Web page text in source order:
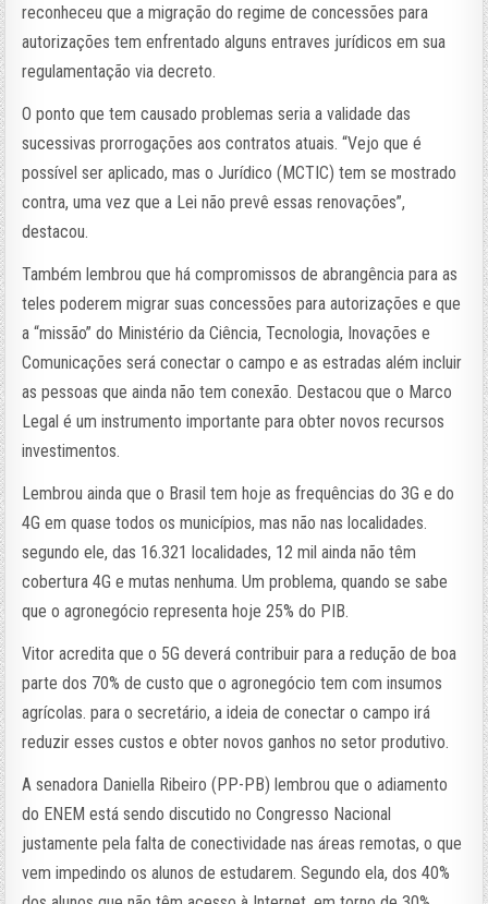
reconheceu que a migração do regime de concessões para
autorizações tem enfrentado alguns entraves jurídicos em sua
regulamentação via decreto.
O ponto que tem causado problemas seria a validade das
sucessivas prorrogações aos contratos atuais. “Vejo que é
possível ser aplicado, mas o Jurídico (MCTIC) tem se mostrado
contra, uma vez que a Lei não prevê essas renovações”,
destacou.
Também lembrou que há compromissos de abrangência para as
teles poderem migrar suas concessões para autorizações e que
a “missão” do Ministério da Ciência, Tecnologia, Inovações e
Comunicações será conectar o campo e as estradas além incluir
as pessoas que ainda não tem conexão. Destacou que o Marco
Legal é um instrumento importante para obter novos recursos
investimentos.
Lembrou ainda que o Brasil tem hoje as frequências do 3G e do
4G em quase todos os municípios, mas não nas localidades.
segundo ele, das 16.321 localidades, 12 mil ainda não têm
cobertura 4G e mutas nenhuma. Um problema, quando se sabe
que o agronegócio representa hoje 25% do PIB.
Vitor acredita que o 5G deverá contribuir para a redução de boa
parte dos 70% de custo que o agronegócio tem com insumos
agrícolas. para o secretário, a ideia de conectar o campo irá
reduzir esses custos e obter novos ganhos no setor produtivo.
A senadora Daniella Ribeiro (PP-PB) lembrou que o adiamento
do ENEM está sendo discutido no Congresso Nacional
justamente pela falta de conectividade nas áreas remotas, o que
vem impedindo os alunos de estudarem. Segundo ela, dos 40%